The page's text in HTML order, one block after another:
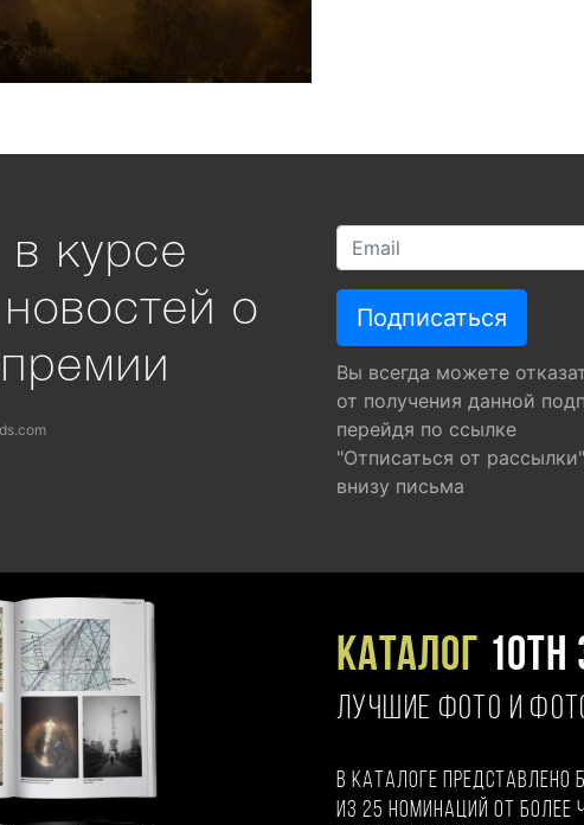
в курсе
о
Вы всегда можете
от получения данной
перейдя по ссылке
"Отписаться от рассылки"
внизу письма
Каталог 10TH
ЛУЧШИЕ ФОТО И
В каталоге представлено
из 25 номинаций от более